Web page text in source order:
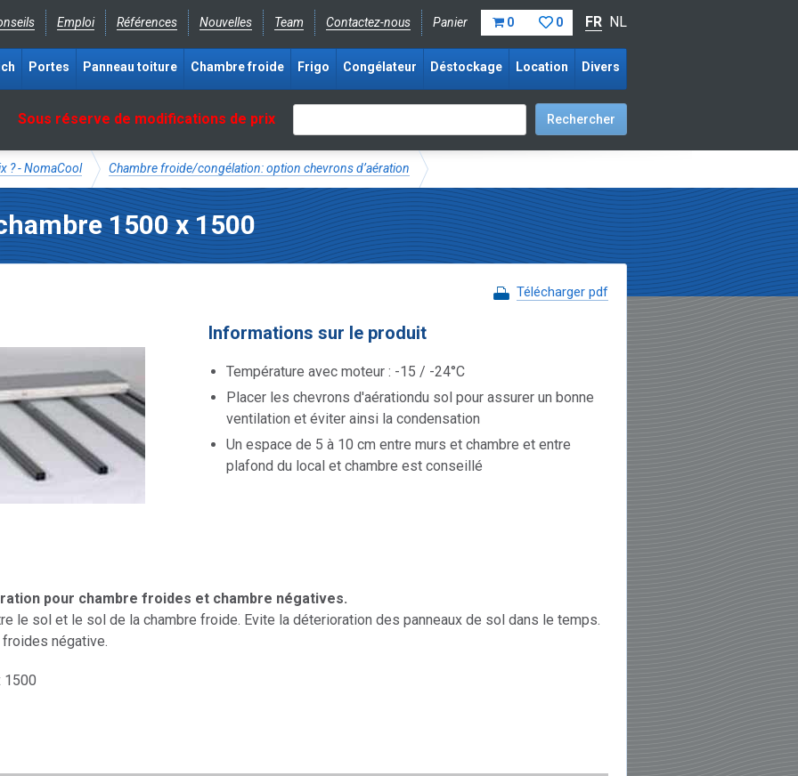
Emploi Références Nouvelles Team Contactez-nous Panier 0 0 FR NL
Sous réserve de modifications de prix
Portes Panneau toiture Chambre froide Frigo Congélateur Déstockage Location Divers
? - NomaCool Chambre froide/congélation: option chevrons d’aération
1500 x 1500
Télécharger pdf
Informations sur le produit
Température avec moteur : -15 / -24°C
Placer les chevrons d'aérationdu sol pour assurer un bonne
ventilation et éviter ainsi la condensation
Un espace de 5 à 10 cm entre murs et chambre et entre
plafond du local et chambre est conseillé
pour chambre froides et chambre négatives.
le sol et le sol de la chambre froide. Evite la déterioration des panneaux de sol dans le temps.
négative.
1500